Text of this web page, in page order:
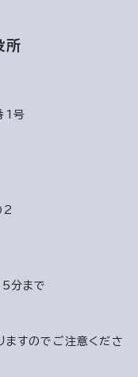
所
1号
2
分まで
すのでご注意くださ